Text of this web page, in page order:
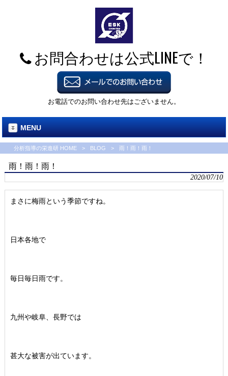
お問合わせは公式LINEで！
お電話でのお問い合わせ先はございません。
MENU
分析指導の栄進研 HOME > BLOG > 雨！雨！雨！
雨！雨！雨！
2020/07/10
まさに梅雨という季節ですね。
日本各地で
毎日毎日雨です。
九州や岐阜、長野では
甚大な被害が出ています。